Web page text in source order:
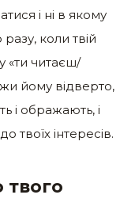
і ні в якому
коли твій
«ти читаєш/
йому відверто,
і ображають, і
твоїх інтересів.
твого